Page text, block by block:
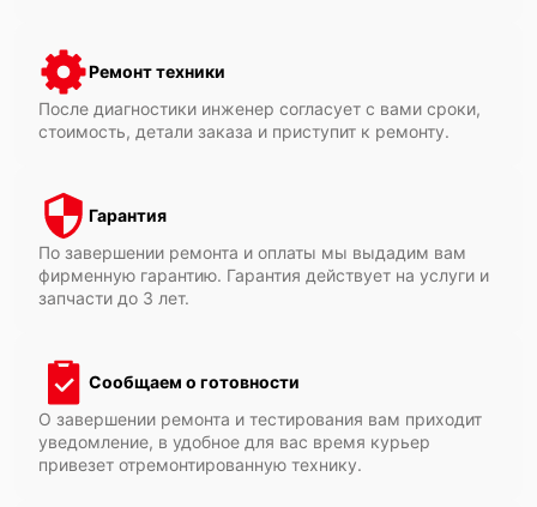
Ремонт техники
После диагностики инженер согласует с вами сроки,
стоимость, детали заказа и приступит к ремонту.
Гарантия
По завершении ремонта и оплаты мы выдадим вам
фирменную гарантию. Гарантия действует на услуги и
запчасти до 3 лет.
Сообщаем о готовности
О завершении ремонта и тестирования вам приходит
уведомление, в удобное для вас время курьер
привезет отремонтированную технику.